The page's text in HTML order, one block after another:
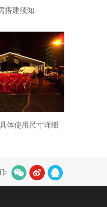
搭建须知
体使用尺寸详细
: